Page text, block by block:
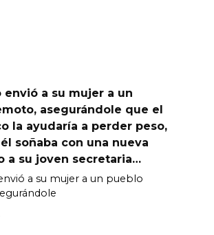
envió a su mujer a un
asegurándole que el
la ayudaría a perder peso,
soñaba con una nueva
a su joven secretaria…
a su mujer a un pueblo